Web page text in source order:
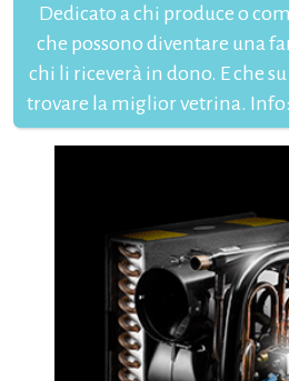
Dedicato a chi produce o
che possono diventare una
chi li riceverà in dono. E che
trovare la miglior vetrina. Info: